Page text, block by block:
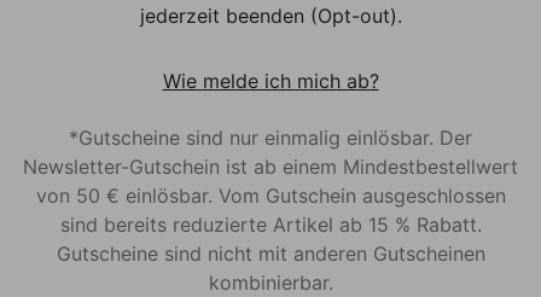
jederzeit beenden (Opt-out).
Wie melde ich mich ab?
*Gutscheine sind nur einmalig einlösbar. Der
Newsletter-Gutschein ist ab einem Mindestbestellwert
von 50 € einlösbar. Vom Gutschein ausgeschlossen
sind bereits reduzierte Artikel ab 15 % Rabatt.
Gutscheine sind nicht mit anderen Gutscheinen
kombinierbar.